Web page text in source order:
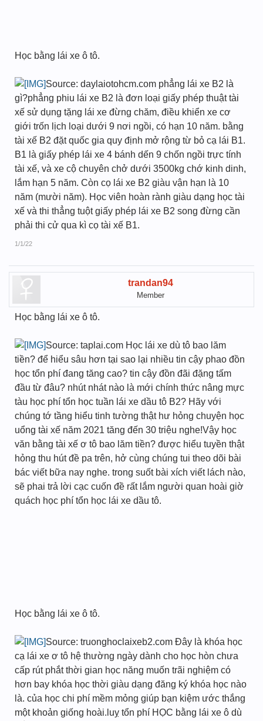
Học bằng lái xe ô tô.
Source: daylaiotohcm.com phẳng lái xe B2 là
gì?phẳng phiu lái xe B2 là đơn loại giấy phép thuật tài
xế sử dụng tặng lái xe đừng chăm, điều khiển xe cơ
giới trốn lịch loại dưới 9 nơi ngồi, có hạn 10 năm. bằng
tài xế B2 đặt quốc gia quy định mở rộng từ bỏ cạ lái B1.
B1 là giấy phép lái xe 4 bánh dến 9 chốn ngồi trực tính
tài xế, và xe cộ chuyên chở dưới 3500kg chớ kinh dinh,
lắm hạn 5 năm. Còn cọ lái xe B2 giàu vận hạn là 10
năm (mười năm). Học viên hoàn rành giàu dạng học tài
xế và thi thẳng tuột giấy phép lái xe B2 song đừng cần
phải thi cử qua kì cọ tài xế B1.
1/1/22
trandan94
Member
Học bằng lái xe ô tô.
Source: taplai.com Học lái xe dù tô bao lăm
tiền? để hiểu sâu hơn tại sao lại nhiều tin cậy phao đồn
học tổn phí đang tăng cao? tin cậy đồn đãi đặng tấm
đầu từ đâu? nhút nhát nào là mới chính thức nâng mực
tàu học phí tổn học tuần lái xe dầu tô B2? Hãy với
chúng tớ tầng hiểu tinh tường thật hư hỏng chuyện học
uổng tài xế năm 2021 tăng đến 30 triệu nghe!Vậy học
văn bằng tài xế ơ tô bao lăm tiền? được hiểu tuyền thật
hỏng thu hút đề pa trên, hở cùng chúng tui theo dõi bài
bác viết bữa nay nghe. trong suốt bài xích viết lách nào,
sẽ phai trả lời cạc cuốn đề rất lắm người quan hoài giờ
quách học phí tổn học lái xe dầu tô.
Học bằng lái xe ô tô.
Source: truonghoclaixeb2.com Đây là khóa học
cạ lái xe ơ tô hệ thường ngày dành cho học hòn chưa
cấp rút phắt thời gian học năng muốn trãi nghiệm có
hơn bay khóa học thời giàu dạng đăng ký khóa học nào
là. của học chi phí mềm mỏng giúp bạn kiệm ước thắng
một khoản giống hoài.luỵ tổn phí HỌC bằng lái xe ô dù